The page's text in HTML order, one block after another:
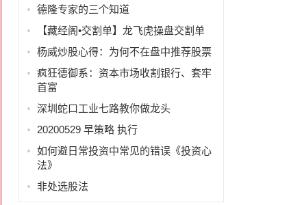
德隆专家的三个知道
【藏经阁•交割单】龙飞虎操盘交割单
杨威炒股心得：为何不在盘中推荐股票
疯狂德御系：资本市场收割银行、套牢
首富
深圳蛇口工业七路教你做龙头
20200529 早策略 执行
如何避日常投资中常见的错误《投资心
法》
非处选股法